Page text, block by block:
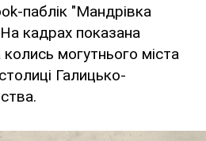
паблік "Мандрівка
кадрах показана
могутнього міста
Галицько-